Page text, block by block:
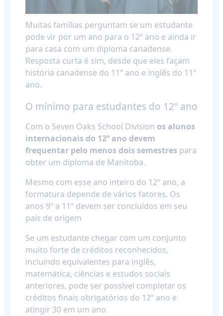
Muitas famílias perguntam se um estudante
pode vir por um ano para o 12º ano e ainda ir
para casa com um diploma canadense.
Resposta curta é sim, desde que eles façam
história canadense do 11º ano e inglês do 11º
ano.
O mínimo para estudantes do 12º ano
Com o Seven Oaks School Division os alunos
internacionais do 12º ano devem
frequentar pelo menos dois semestres para
obter um diploma de Manitoba.
Mesmo com esse ano inteiro do 12º ano, a
formatura depende de vários fatores. Os
anos 9º a 11º devem ser concluídos em seu
país de origem
Se um estudante chegar com um conjunto
muito forte de créditos reconhecidos,
incluindo equivalentes para inglês,
matemática, ciências e estudos sociais
anteriores, pode ser possível completar os
créditos finais obrigatórios do 12º ano e
atingir 30 em um ano.